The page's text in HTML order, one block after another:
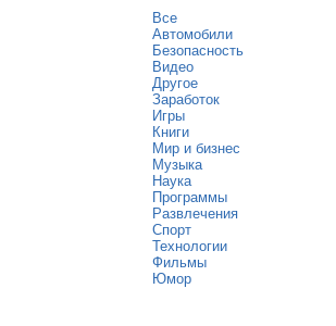
Все
Автомобили
Безопасность
Видео
Другое
Заработок
Игры
Книги
Мир и бизнес
Музыка
Наука
Программы
Развлечения
Спорт
Технологии
Фильмы
Юмор